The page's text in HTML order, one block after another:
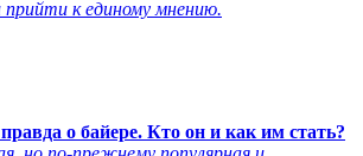
прийти к единому мнению.
о байере. Кто он и как им стать?